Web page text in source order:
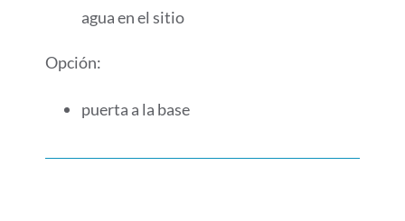
agua en el sitio
Opción:
puerta a la base